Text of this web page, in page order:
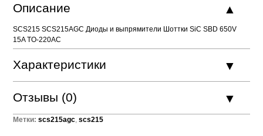
Описание
SCS215 SCS215AGC Диоды и выпрямители Шоттки SiC SBD 650V
15A TO-220AC
Характеристики
Отзывы (0)
Метки: scs215agc ,scs215